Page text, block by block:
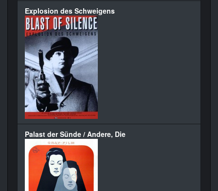
Explosion des Schweigens
Palast der Sünde / Andere, Die